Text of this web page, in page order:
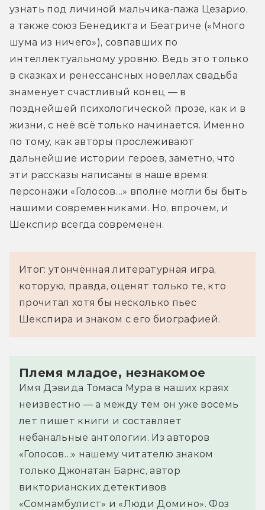
узнать под личиной мальчика-пажа Цезарио,
а также союз Бенедикта и Беатриче («Много
шума из ничего»), совпавших по
интеллектуальному уровню. Ведь это только
в сказках и ренессансных новеллах свадьба
знаменует счастливый конец — в
позднейшей психологической прозе, как и в
жизни, с неё всё только начинается. Именно
по тому, как авторы прослеживают
дальнейшие истории героев, заметно, что
эти рассказы написаны в наше время:
персонажи «Голосов…» вполне могли бы быть
нашими современниками. Но, впрочем, и
Шекспир всегда современен.
Итог: утончённая литературная игра,
которую, правда, оценят только те, кто
прочитал хотя бы несколько пьес
Шекспира и знаком с его биографией.
Племя младое, незнакомое
Имя Дэвида Томаса Мура в наших краях
неизвестно — а между тем он уже восемь
лет пишет книги и составляет
небанальные антологии. Из авторов
«Голосов…» нашему читателю знаком
только Джонатан Барнс, автор
викторианских детективов
«Сомнамбулист» и «Люди Домино». Фоз